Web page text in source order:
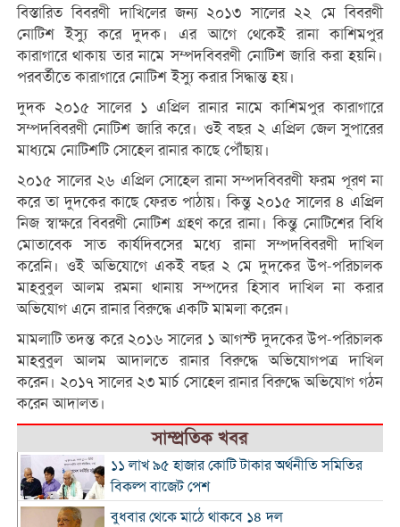
বিস্তারিত বিবরণী দাখিলের জন্য ২০১৩ সালের ২২ মে বিবরণী
নোটিশ ইস্যু করে দুদক। এর আগে থেকেই রানা কাশিমপুর
কারাগারে থাকায় তার নামে সম্পদবিবরণী নোটিশ জারি করা হয়নি।
পরবর্তীতে কারাগারে নোটিশ ইস্যু করার সিদ্ধান্ত হয়।
দুদক ২০১৫ সালের ১ এপ্রিল রানার নামে কাশিমপুর কারাগারে
সম্পদবিবরণী নোটিশ জারি করে। ওই বছর ২ এপ্রিল জেল সুপারের
মাধ্যমে নোটিশটি সোহেল রানার কাছে পৌঁছায়।
২০১৫ সালের ২৬ এপ্রিল সোহেল রানা সম্পদবিবরণী ফরম পূরণ না
করে তা দুদকের কাছে ফেরত পাঠায়। কিন্তু ২০১৫ সালের ৪ এপ্রিল
নিজ স্বাক্ষরে বিবরণী নোটিশ গ্রহণ করে রানা। কিন্তু নোটিশের বিধি
মোতাবেক সাত কার্যদিবসের মধ্যে রানা সম্পদবিবরণী দাখিল
করেনি। ওই অভিযোগে একই বছর ২ মে দুদকের উপ-পরিচালক
মাহবুবুল আলম রমনা থানায় সম্পদের হিসাব দাখিল না করার
অভিযোগ এনে রানার বিরুদ্ধে একটি মামলা করেন।
মামলাটি তদন্ত করে ২০১৬ সালের ১ আগস্ট দুদকের উপ-পরিচালক
মাহবুবুল আলম আদালতে রানার বিরুদ্ধে অভিযোগপত্র দাখিল
করেন। ২০১৭ সালের ২৩ মার্চ সোহেল রানার বিরুদ্ধে অভিযোগ গঠন
করেন আদালত।
সাম্প্রতিক খবর
১১ লাখ ৯৫ হাজার কোটি টাকার অর্থনীতি সমিতির
বিকল্প বাজেট পেশ
বুধবার থেকে মাঠে থাকবে ১৪ দল